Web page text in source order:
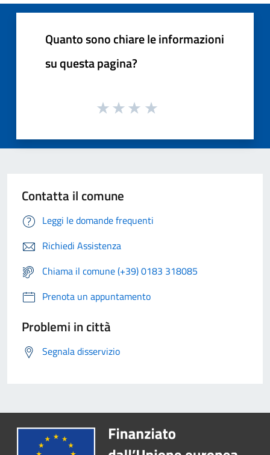
Quanto sono chiare le informazioni
su questa pagina?
Contatta il comune
Leggi le domande frequenti
Richiedi Assistenza
Chiama il comune (+39) 0183 318085
Prenota un appuntamento
Problemi in città
Segnala disservizio